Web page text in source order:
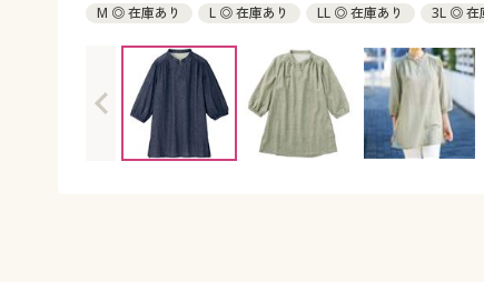
M ◎ 在庫あり L ◎ 在庫あり LL ◎ 在庫あり 3L ◎ 在